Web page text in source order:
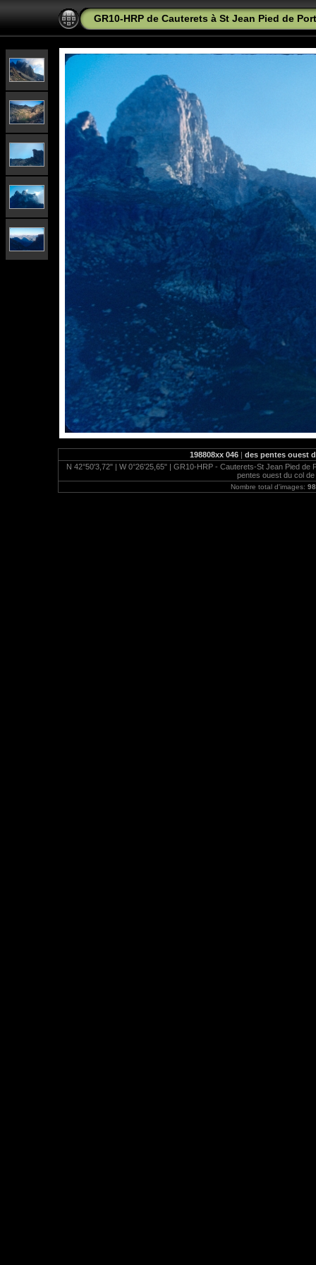
GR10-HRP de Cauterets à St Jean Pied de
198808xx 046 | des pentes ouest
N 42°50'3,72" | W 0°26'25,65" | GR10-HRP - Cauterets-St Jean Pied
pentes ouest du col
Nombre total d'images: 98